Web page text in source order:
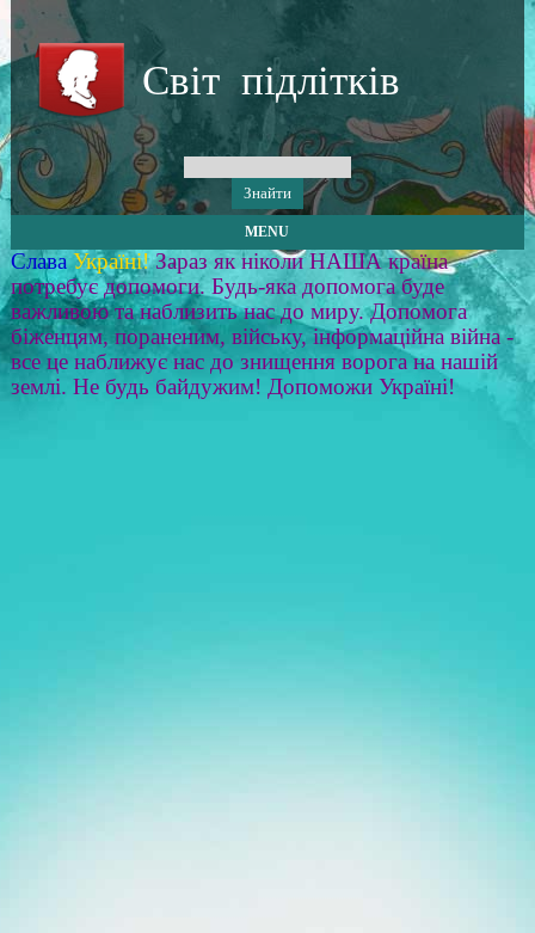
Світ підлітків
MENU
Слава Україні! Зараз як ніколи НАША країна
потребує допомоги. Будь-яка допомога буде
важливою та наблизить нас до миру. Допомога
біженцям, пораненим, війську, інформаційна війна -
все це наближує нас до знищення ворога на нашій
землі. Не будь байдужим! Допоможи Україні!